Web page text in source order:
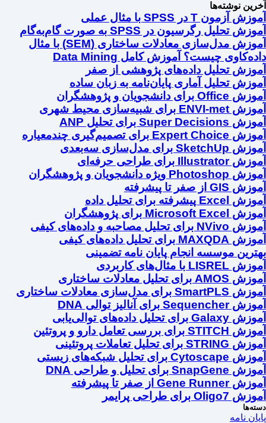
آخرین نوشته‌ها
آموزش آزمون T در SPSS با مثال عملی
آموزش تحلیل رگرسیون در SPSS به صورت گام‌به‌گام
آموزش مدل‌سازی معادلات ساختاری (SEM) با مثال
داده‌کاوی چیست؟ آموزش کامل Data Mining
آموزش تحلیل داده‌های پژوهشی از صفر
آموزش تحلیل آماری پایان‌نامه به زبان ساده
آموزش Office برای دانشجویان و پژوهشگران
آموزش ENVI-met برای شبیه‌سازی محیط شهری
آموزش Super Decisions برای تحلیل ANP
آموزش Expert Choice برای تصمیم‌گیری چندمعیاره
آموزش SketchUp برای مدل‌سازی سه‌بعدی
آموزش Illustrator برای طراحی حرفه‌ای
آموزش Photoshop ویژه دانشجویان و پژوهشگران
آموزش GIS از صفر تا پیشرفته
آموزش Excel پیشرفته برای تحلیل داده
آموزش Microsoft Excel برای پژوهشگران
آموزش NVivo برای تحلیل مصاحبه و داده‌های کیفی
آموزش MAXQDA برای تحلیل داده‌های کیفی
بهترین موسسه انجام پایان نامه تضمینی
آموزش LISREL با مثال‌های کاربردی
آموزش AMOS برای تحلیل معادلات ساختاری
آموزش SmartPLS برای مدل‌سازی معادلات ساختاری
آموزش Sequencher برای آنالیز توالی DNA
آموزش Galaxy برای تحلیل داده‌های توالی‌یابی
آموزش STITCH برای بررسی تعامل دارو و پروتئین
آموزش STRING برای تحلیل تعاملات پروتئینی
آموزش Cytoscape برای تحلیل شبکه‌های زیستی
آموزش SnapGene برای تحلیل و طراحی DNA
آموزش Gene Runner از صفر تا پیشرفته
آموزش Oligo7 برای طراحی پرایمر
دسته‌ها
پایان نامه